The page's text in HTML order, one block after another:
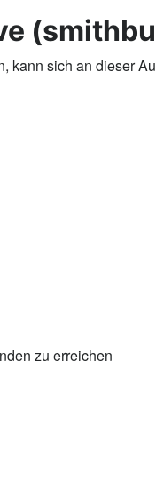
kann sich an dieser
zu erreichen